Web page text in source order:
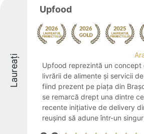
Laureați
Upfood
Upfood reprezintă un concept
livrării de alimente și servicii
fiind prezent pe piața din
se remarcă drept una dintre
recente inițiative de delivery
reușind să adune într-un